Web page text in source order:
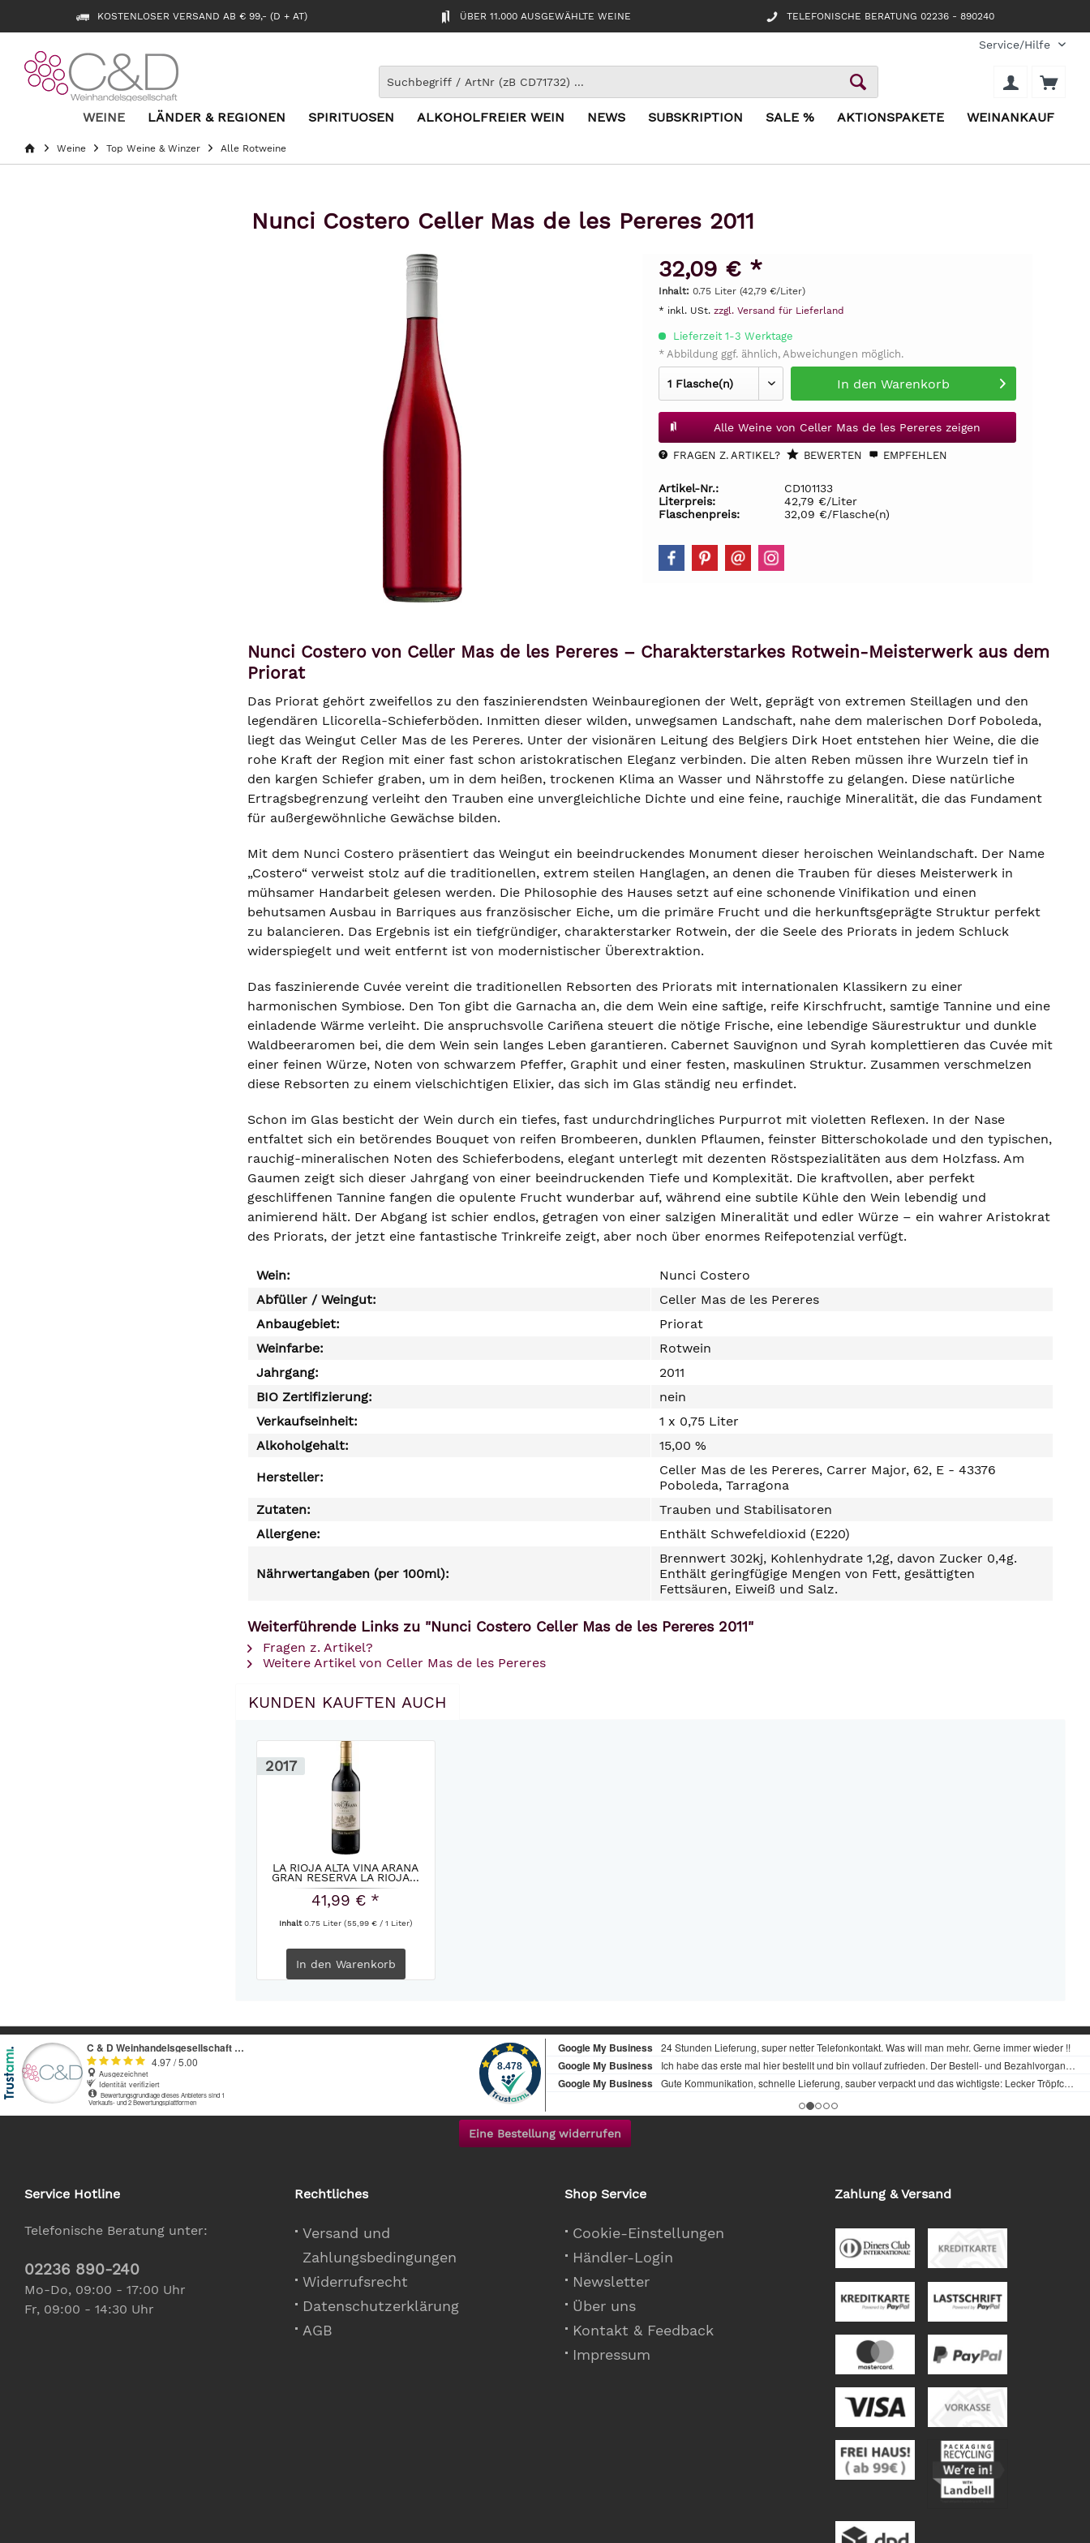
KOSTENLOSER VERSAND AB € 99,- (D + AT) ÜBER 11.000 AUSGEWÄHLTE WEINE TELEFONISCHE BERATUNG 02236 - 890240
Service/Hilfe
WEINE LÄNDER & REGIONEN SPIRITUOSEN ALKOHOLFREIER WEIN NEWS SUBSKRIPTION SALE % AKTIONSPAKETE WEINANKAUF
Weine Top Weine & Winzer Alle Rotweine
Nunci Costero Celler Mas de les Pereres 2011
32,09 € *
Inhalt: 0.75 Liter (42,79 €/Liter)
* inkl. USt. zzgl. Versand für Lieferland
Lieferzeit 1-3 Werktage
* Abbildung ggf. ähnlich, Abweichungen möglich.
In den Warenkorb
Alle Weine von Celler Mas de les Pereres zeigen
FRAGEN Z. ARTIKEL? BEWERTEN EMPFEHLEN
Artikel-Nr.:
CD101133
Literpreis:
42,79 €/Liter
Flaschenpreis:
32,09 €/Flasche(n)
Nunci Costero von Celler Mas de les Pereres – Charakterstarkes Rotwein-Meisterwerk aus dem
Priorat
Das Priorat gehört zweifellos zu den faszinierendsten Weinbauregionen der Welt, geprägt von extremen Steillagen und den
legendären Llicorella-Schieferböden. Inmitten dieser wilden, unwegsamen Landschaft, nahe dem malerischen Dorf Poboleda,
liegt das Weingut Celler Mas de les Pereres. Unter der visionären Leitung des Belgiers Dirk Hoet entstehen hier Weine, die die
rohe Kraft der Region mit einer fast schon aristokratischen Eleganz verbinden. Die alten Reben müssen ihre Wurzeln tief in
den kargen Schiefer graben, um in dem heißen, trockenen Klima an Wasser und Nährstoffe zu gelangen. Diese natürliche
Ertragsbegrenzung verleiht den Trauben eine unvergleichliche Dichte und eine feine, rauchige Mineralität, die das Fundament
für außergewöhnliche Gewächse bilden.
Mit dem Nunci Costero präsentiert das Weingut ein beeindruckendes Monument dieser heroischen Weinlandschaft. Der Name
„Costero“ verweist stolz auf die traditionellen, extrem steilen Hanglagen, an denen die Trauben für dieses Meisterwerk in
mühsamer Handarbeit gelesen werden. Die Philosophie des Hauses setzt auf eine schonende Vinifikation und einen
behutsamen Ausbau in Barriques aus französischer Eiche, um die primäre Frucht und die herkunftsgeprägte Struktur perfekt
zu balancieren. Das Ergebnis ist ein tiefgründiger, charakterstarker Rotwein, der die Seele des Priorats in jedem Schluck
widerspiegelt und weit entfernt ist von modernistischer Überextraktion.
Das faszinierende Cuvée vereint die traditionellen Rebsorten des Priorats mit internationalen Klassikern zu einer
harmonischen Symbiose. Den Ton gibt die Garnacha an, die dem Wein eine saftige, reife Kirschfrucht, samtige Tannine und eine
einladende Wärme verleiht. Die anspruchsvolle Cariñena steuert die nötige Frische, eine lebendige Säurestruktur und dunkle
Waldbeeraromen bei, die dem Wein sein langes Leben garantieren. Cabernet Sauvignon und Syrah komplettieren das Cuvée mit
einer feinen Würze, Noten von schwarzem Pfeffer, Graphit und einer festen, maskulinen Struktur. Zusammen verschmelzen
diese Rebsorten zu einem vielschichtigen Elixier, das sich im Glas ständig neu erfindet.
Schon im Glas besticht der Wein durch ein tiefes, fast undurchdringliches Purpurrot mit violetten Reflexen. In der Nase
entfaltet sich ein betörendes Bouquet von reifen Brombeeren, dunklen Pflaumen, feinster Bitterschokolade und den typischen,
rauchig-mineralischen Noten des Schieferbodens, elegant unterlegt mit dezenten Röstspezialitäten aus dem Holzfass. Am
Gaumen zeigt sich dieser Jahrgang von einer beeindruckenden Tiefe und Komplexität. Die kraftvollen, aber perfekt
geschliffenen Tannine fangen die opulente Frucht wunderbar auf, während eine subtile Kühle den Wein lebendig und
animierend hält. Der Abgang ist schier endlos, getragen von einer salzigen Mineralität und edler Würze – ein wahrer Aristokrat
des Priorats, der jetzt eine fantastische Trinkreife zeigt, aber noch über enormes Reifepotenzial verfügt.
Wein:
Nunci Costero
Abfüller / Weingut:
Celler Mas de les Pereres
Anbaugebiet:
Priorat
Weinfarbe:
Rotwein
Jahrgang:
2011
BIO Zertifizierung:
nein
Verkaufseinheit:
1 x 0,75 Liter
Alkoholgehalt:
15,00 %
Hersteller:
Celler Mas de les Pereres, Carrer Major, 62, E - 43376
Poboleda, Tarragona
Zutaten:
Trauben und Stabilisatoren
Allergene:
Enthält Schwefeldioxid (E220)
Nährwertangaben (per 100ml):
Brennwert 302kj, Kohlenhydrate 1,2g, davon Zucker 0,4g.
Enthält geringfügige Mengen von Fett, gesättigten
Fettsäuren, Eiweiß und Salz.
Weiterführende Links zu "Nunci Costero Celler Mas de les Pereres 2011"
Fragen z. Artikel?
Weitere Artikel von Celler Mas de les Pereres
KUNDEN KAUFTEN AUCH
2017
LA RIOJA ALTA VINA ARANA
GRAN RESERVA LA RIOJA...
41,99 € *
Inhalt0.75 Liter (55,99 € / 1 Liter)
In den Warenkorb
Eine Bestellung widerrufen
Service Hotline
Telefonische Beratung unter:
02236 890-240
Mo-Do, 09:00 - 17:00 Uhr
Fr, 09:00 - 14:30 Uhr
Rechtliches
Versand und
Zahlungsbedingungen
Widerrufsrecht
Datenschutzerklärung
AGB
Shop Service
Cookie-Einstellungen
Händler-Login
Newsletter
Über uns
Kontakt & Feedback
Impressum
Zahlung & Versand